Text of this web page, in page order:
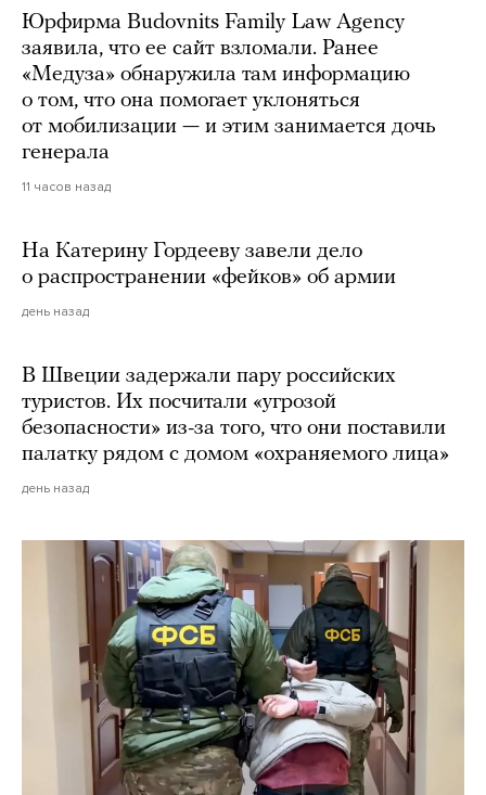
Юрфирма Budovnits Family Law Agency
заявила, что ее сайт взломали. Ранее
«Медуза» обнаружила там информацию
о том, что она помогает уклоняться
от мобилизации — и этим занимается дочь
генерала
11 часов назад
На Катерину Гордееву завели дело
о распространении «фейков» об армии
день назад
В Швеции задержали пару российских
туристов. Их посчитали «угрозой
безопасности» из-за того, что они поставили
палатку рядом с домом «охраняемого лица»
день назад